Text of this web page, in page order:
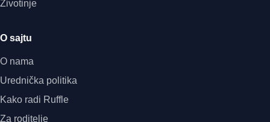
Životinje
O sajtu
O nama
Urednička politika
Kako radi Ruffle
Za roditelje